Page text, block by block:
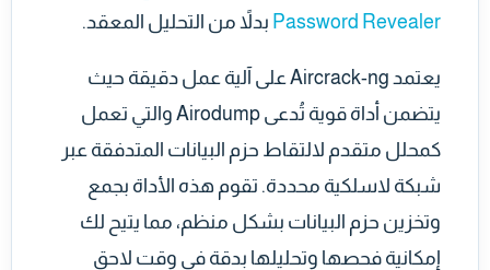
Password Revealer بدلاً من التحليل المعقد.
يعتمد Aircrack-ng على آلية عمل دقيقة حيث
يتضمن أداة قوية تُدعى Airodump والتي تعمل
كمحلل متقدم لالتقاط حزم البيانات المتدفقة عبر
شبكة لاسلكية محددة. تقوم هذه الأداة بجمع
وتخزين حزم البيانات بشكل منظم، مما يتيح لك
إمكانية فحصها وتحليلها بدقة في وقت لاحق